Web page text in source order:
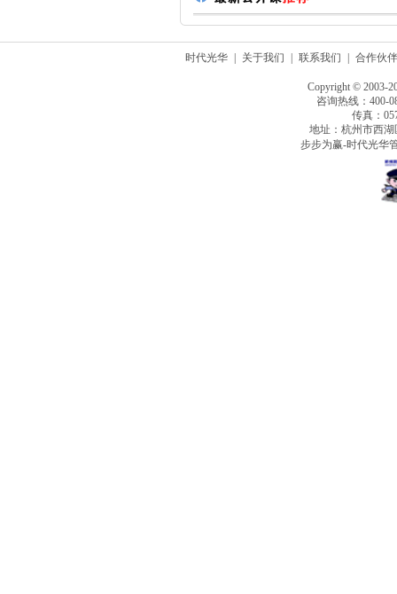
时代光华 关于我们 联系我们 合作伙伴
Copyright © 2003-
咨询热线：400-
传真：
地址：杭州市西
步步为赢-时代光华